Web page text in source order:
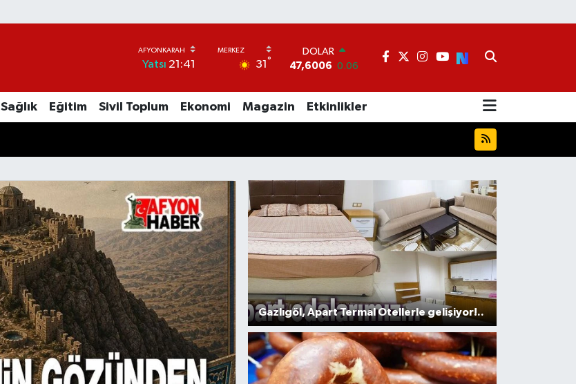
Yatsı 21:41 31 °
EURO
55,0250 0.02
64,2398 0.2
GRAM ALTIN
6513.94 0.32
64.643,95 0.16
DOLAR
47,6006 0.06
Sağlık Eğitim Sivil Toplum Ekonomi Magazin Etkinlikler
Gazlıgöl, Apart Termal Otellerle gelişiyor!..